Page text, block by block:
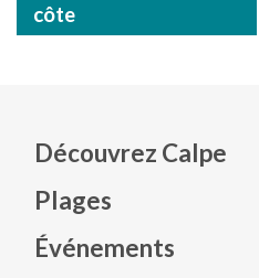
côte
Découvrez Calpe
Plages
Événements